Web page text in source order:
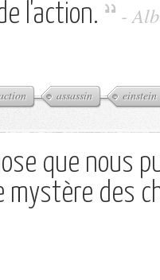
l'action.
-
assassin einstein
que nous
mystère des